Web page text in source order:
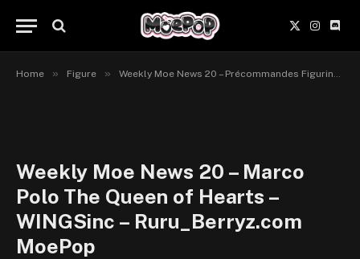
X
(Twitter)
Home » Figure » Weekly Moe News 20 – Précommandes Figurines du 22 au 28 juin 2026
Weekly Moe News 20 – Marco
Polo The Queen of Hearts –
WINGSinc – Ruru_Berryz.com
MoePop